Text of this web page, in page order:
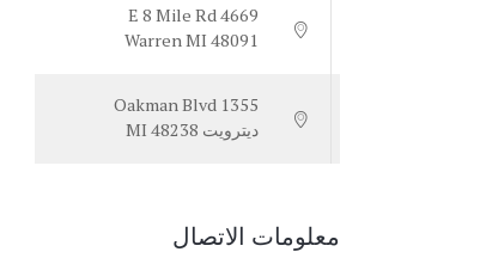
4669 E 8 Mile Rd
Warren MI 48091
1355 Oakman Blvd
ديترويت MI 48238
معلومات الاتصال